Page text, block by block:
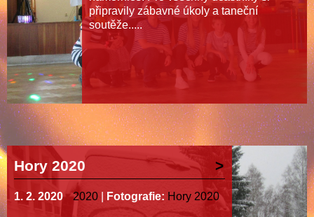
připravily zábavné úkoly a taneční
soutěže.....
Hory 2020
1. 2. 2020 2020 Fotografie: Hory 2020